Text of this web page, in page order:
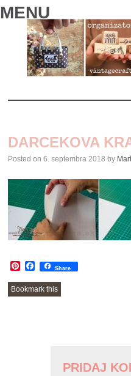
MENU
CONTENT
DARCEKOVA
Posted on6. septembra 2018 by
Pinterest
Facebook
Share
Bookmark this
PRIDAJ